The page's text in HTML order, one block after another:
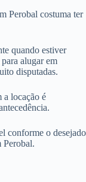
Perobal costuma ter
quando estiver
alugar em
disputadas.
a locação é
conforme o desejado
Perobal.